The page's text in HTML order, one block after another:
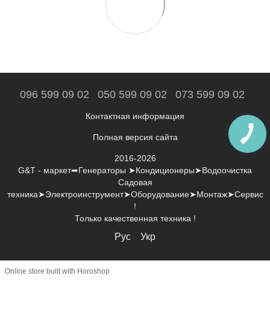
096 599 09 02 050 599 09 02 073 599 09 02
Контактная информация
Полная версия сайта
2016-2026
G&T - маркет➦Генераторы ➤Кондиционеры➤Водоочистка
Садовая
техника➤Электроинструмент➤Оборудование➤Монтаж➤Сервис
!
Только качественная техника !
Рус Укр
Online store built with Horoshop